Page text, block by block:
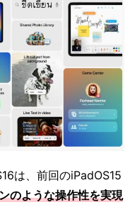
は、前回のiPadOS15
のような操作性を実現